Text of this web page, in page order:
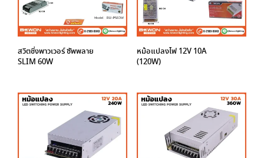
สวิตชิ่งพาวเวอร์ ซัพพลาย
SLIM 60W
หม้อแปลงไฟ 12V 10A
(120W)